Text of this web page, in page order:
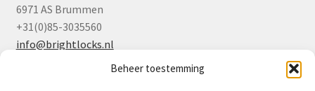
Beheer toestemming
6971 AS Brummen
+31(0)85-3035560
info@brightlocks.nl